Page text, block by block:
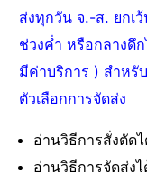
ส่งทุกวัน จ.-ส. ยกเ
ช่วงค่ำ หรือกลางดึ
มีค่าบริการ ) สำหรั
ตัวเลือกการจัดส่ง
อ่านวิธีการสั่งตัด
อ่านวิธีการจัดส่ง